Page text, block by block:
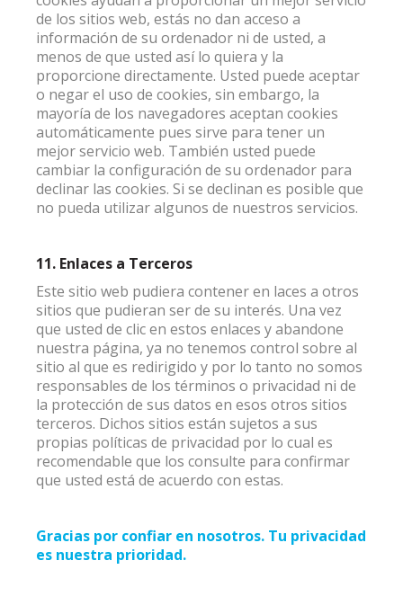
de los sitios web, estás no dan acceso a
información de su ordenador ni de usted, a
menos de que usted así lo quiera y la
proporcione directamente. Usted puede aceptar
o negar el uso de cookies, sin embargo, la
mayoría de los navegadores aceptan cookies
automáticamente pues sirve para tener un
mejor servicio web. También usted puede
cambiar la configuración de su ordenador para
declinar las cookies. Si se declinan es posible que
no pueda utilizar algunos de nuestros servicios.
11. Enlaces a Terceros
Este sitio web pudiera contener en laces a otros
sitios que pudieran ser de su interés. Una vez
que usted de clic en estos enlaces y abandone
nuestra página, ya no tenemos control sobre al
sitio al que es redirigido y por lo tanto no somos
responsables de los términos o privacidad ni de
la protección de sus datos en esos otros sitios
terceros. Dichos sitios están sujetos a sus
propias políticas de privacidad por lo cual es
recomendable que los consulte para confirmar
que usted está de acuerdo con estas.
Gracias por confiar en nosotros. Tu privacidad
es nuestra prioridad.